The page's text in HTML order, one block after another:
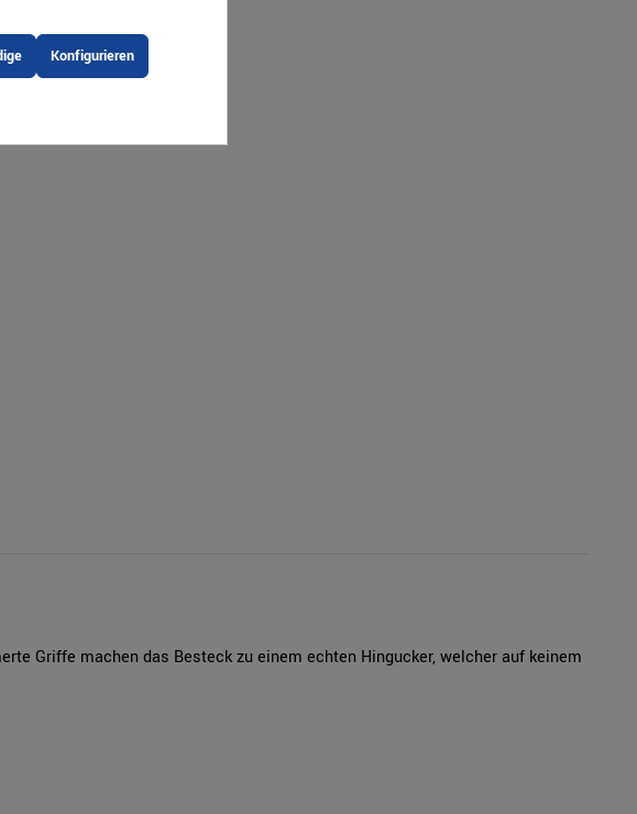
Griffe machen das Besteck zu einem echten Hingucker, welcher auf keinem
Konfigurieren